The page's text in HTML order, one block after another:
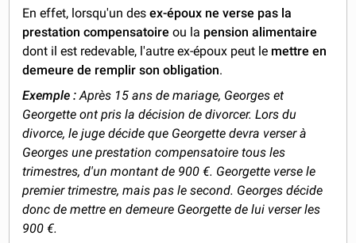
En effet, lorsqu'un des ex-époux ne verse pas la
prestation compensatoireou la pension alimentaire
dont il est redevable, l'autre ex-époux peut le mettre en
demeure de remplir son obligation.
Exemple :Après 15 ans de mariage, Georges et
Georgette ont pris la décision de divorcer. Lors du
divorce, le juge décide que Georgette devra verser à
Georges une prestation compensatoire tous les
trimestres, d'un montant de 900 €. Georgette verse le
premier trimestre, mais pas le second. Georges décide
donc de mettre en demeure Georgette de lui verser les
900 €.